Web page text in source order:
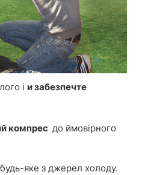
і и забезпечте
компрес до ймовірного
яке з джерел холоду.